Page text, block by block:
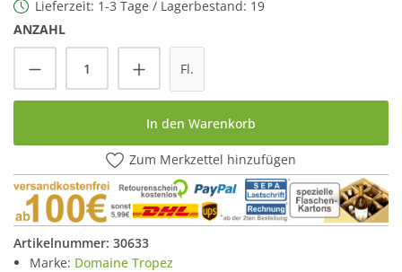
Lieferzeit: 1-3 Tage / Lagerbestand: 19
ANZAHL
Produkt Anzahl: Gib den gewünschten
Fl.
In den Warenkorb
Zum Merkzettel hinzufügen
Artikelnummer: 30633
Marke: Domaine Tropez